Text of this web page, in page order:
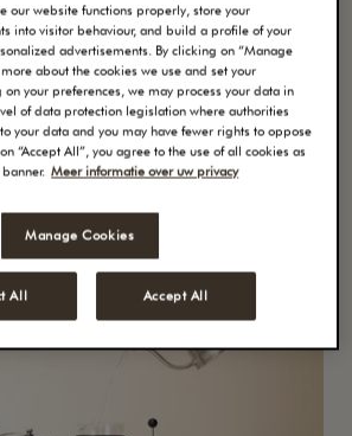
Press
our website functions properly, store your
into visitor behaviour, and build a profile of your
advertisements. By clicking on “Manage
about the cookies we use and set your
your preferences, we may process your data in
of data protection legislation where authorities
your data and you may have fewer rights to oppose
“Accept All”, you agree to the use of all cookies as
Meer informatie over uw privacy
Manage Cookies
All Accept All